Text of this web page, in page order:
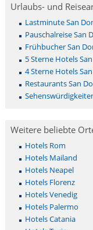
Urlaubs- und
Lastminute San
Pauschalreise San
Frühbucher San
5 Sterne Hotels
4 Sterne Hotels
Restaurants San
Weitere beliebte
Hotels Rom
Hotels Mailand
Hotels Neapel
Hotels Florenz
Hotels Venedig
Hotels Palermo
Hotels Catania